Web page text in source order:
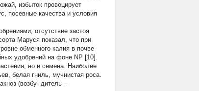
избыток провоцирует
посевные качества и условия
отсутствие застоя
Маруся показал, что при
обменного калия в почве
удобрений на фоне NP [10].
но и семена. Наиболее
белая гниль, мучнистая роса.
(возбу- дитель –